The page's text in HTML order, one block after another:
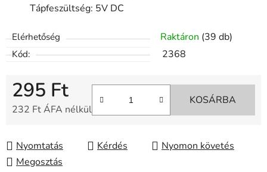
Tápfeszültség: 5V DC
Elérhetőség Raktáron (39 db)
Kód: 2368
295 Ft
232 Ft ÁFA nélkül
KOSÁRBA
Nyomtatás Kérdés
Nyomon követés
Megosztás